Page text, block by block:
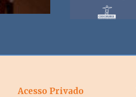
Acesso Privado